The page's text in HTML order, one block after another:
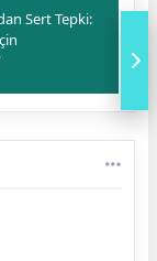
Sert Tepki: